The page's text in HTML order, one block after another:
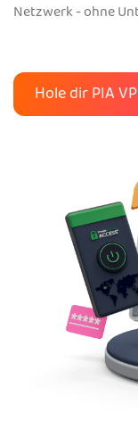
Netzwerk - ohne
Hole dir PIA